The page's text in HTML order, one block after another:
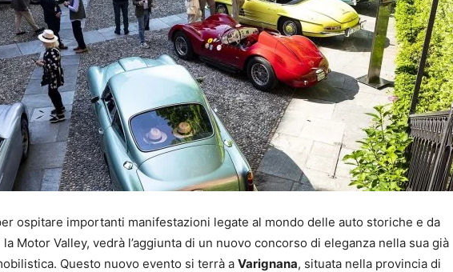
ospitare importanti manifestazioni legate al mondo delle auto storiche e da
Motor Valley, vedrà l’aggiunta di un nuovo concorso di eleganza nella sua già
Questo nuovo evento si terrà a Varignana, situata nella provincia di